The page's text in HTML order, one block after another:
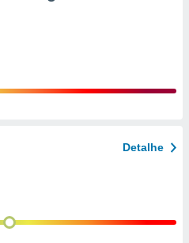
Detalhe